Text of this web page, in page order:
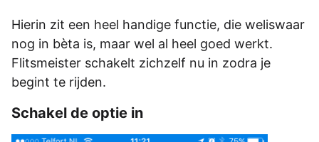
Hierin zit een heel handige functie, die weliswaar
nog in bèta is, maar wel al heel goed werkt.
Flitsmeister schakelt zichzelf nu in zodra je
begint te rijden.
Schakel de optie in